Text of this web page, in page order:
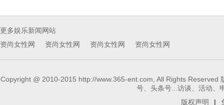
更多娱乐新闻网站
资尚女性网
资尚女性网 资尚女性网 资尚女性网
Copyright @ 2010-2015 http://www.365-ent.com, All Rights
号、头条号...访谈、活动、
版权声明
|